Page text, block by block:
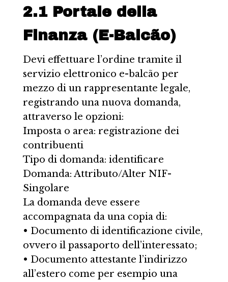
2.1 Portale della
Finanza (E-Balcão)
Devi effettuare l’ordine tramite il
servizio elettronico e-balcão per
mezzo di un rappresentante legale,
registrando una nuova domanda,
attraverso le opzioni:
Imposta o area: registrazione dei
contribuenti
Tipo di domanda: identificare
Domanda: Attributo/Alter NIF-
Singolare
La domanda deve essere
accompagnata da una copia di:
• Documento di identificazione civile,
ovvero il passaporto dell’interessato;
• Documento attestante l’indirizzo
all’estero come per esempio una